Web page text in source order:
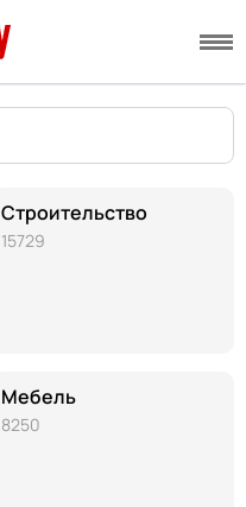
Строительство
15729
Мебель
8250